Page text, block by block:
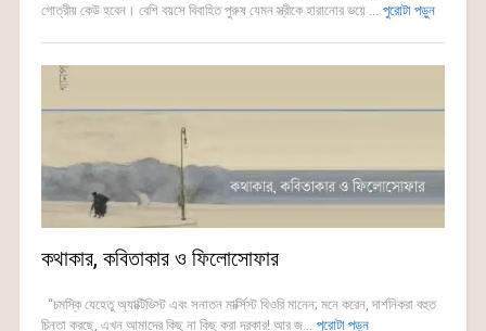
গোত্রীয় কেউ হবেন। বেশি বয়সে বিবাহিত পুরুষ যেমন স্ত্রীকে হারানোর ভয়ে ... পুরোটা পড়ুন
কথাকার, কবিতাকার ও ফিলোসোফার
“চমস্কি যেহেতু অ্যাক্টিভিস্ট এবং সনাতন মার্ক্সিস্ট থিওরি মানেন; মনে করেন, দার্শনিকরা বহুত
চিন্তা করছে, এখন আমাদের কিছু না কিছু করা দরকার! আর জ... পুরোটা পড়ুন